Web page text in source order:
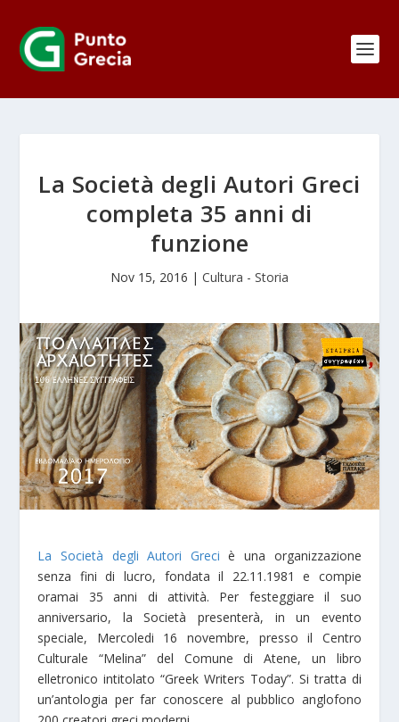
La Società degli Autori Greci
completa 35 anni di
funzione
Nov 15, 2016 | Cultura - Storia
La Società degli Autori Greci è una organizzazione
senza fini di lucro, fondata il 22.11.1981 e compie
oramai 35 anni di attività. Per festeggiare il suo
anniversario, la Società presenterà, in un evento
speciale, Mercoledi 16 novembre, presso il Centro
Culturale “Melina” del Comune di Atene, un libro
elletronico intitolato “Greek Writers Today”. Si tratta di
un’antologia per far conoscere al pubblico anglofono